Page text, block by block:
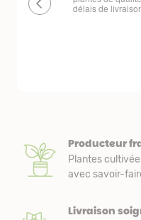
délais de
Producteur
Plantes
avec savoir-
Livraison